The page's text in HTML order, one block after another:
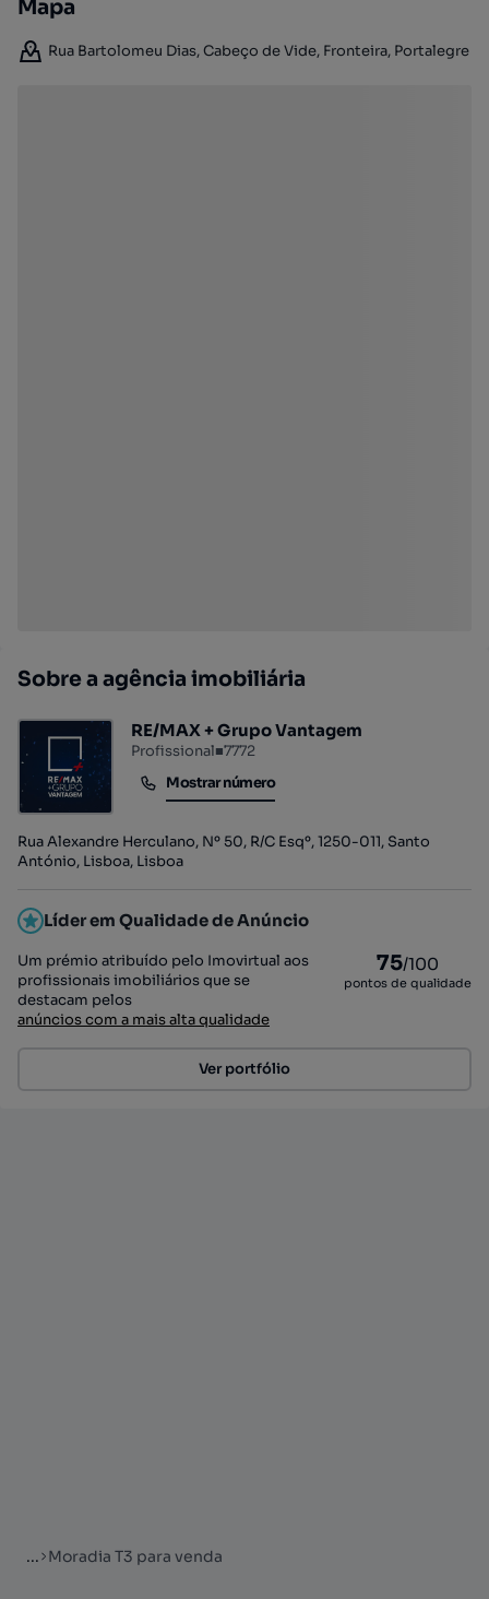
Mapa
Rua Bartolomeu Dias, Cabeço de Vide, Fronteira, Portalegre
Sobre a agência imobiliária
RE/MAX + Grupo Vantagem
Profissional■7772
Mostrar número
Mostrar número
Rua Alexandre Herculano, Nº 50, R/C Esqº, 1250-011, Santo
António, Lisboa, Lisboa
Líder em Qualidade de Anúncio
Um prémio atribuído pelo Imovirtual aos
profissionais imobiliários que se
destacam pelos
anúncios com a mais alta qualidade
75/100
pontos de qualidade
Ver portfólio
... Moradia T3 para venda